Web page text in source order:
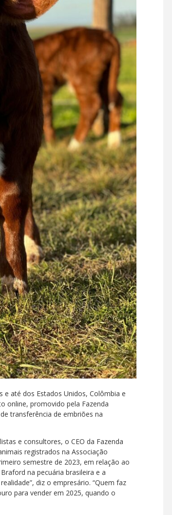
e até dos Estados Unidos, Colômbia e
online, promovido pela Fazenda
transferência de embriões na
e consultores, o CEO da Fazenda
registrados na Associação
semestre de 2023, em relação ao
na pecuária brasileira e a
diz o empresário. “Quem faz
para vender em 2025, quando o